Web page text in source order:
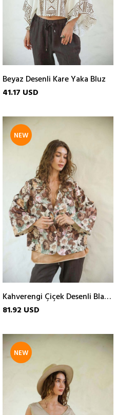
Beyaz Desenli Kare Yaka Bluz
41.17 USD
Kahverengi Çiçek Desenli Blazer Ceket
81.92 USD
NEW
NEW